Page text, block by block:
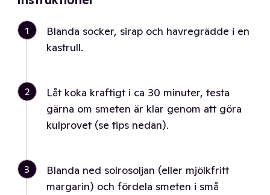
1
Blanda socker, sirap och havregrädde i en
kastrull.
2
Låt koka kraftigt i ca 30 minuter, testa
gärna om smeten är klar genom att göra
kulprovet (se tips nedan).
3
Blanda ned solrosoljan (eller mjölkfritt
margarin) och fördela smeten i små